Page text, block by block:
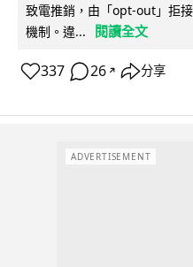
致電推銷，由「opt-out」拒
機制。違...
閱讀全文
337 26 ↗ 分享
ADVERTISEMENT